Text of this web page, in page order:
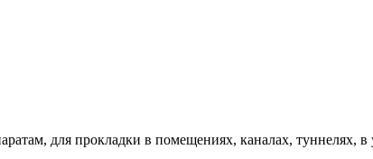
для прокладки в помещениях, каналах, туннелях, в